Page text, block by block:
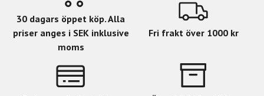
30 dagars öppet köp. Alla
priser anges i SEK inklusive
moms
Fri frakt över 1000 kr